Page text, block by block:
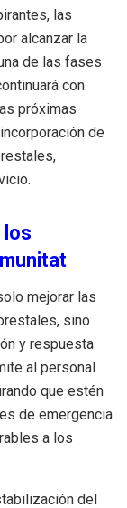
las
alcanzar la
de las fases
con
próximas
de
los
mejorar las
sino
y respuesta
al personal
que estén
de emergencia
a los
del